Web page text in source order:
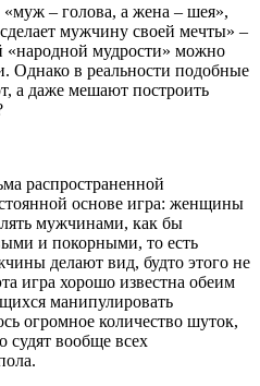
– голова, а жена – шея»,
мужчину своей мечты» –
мудрости» можно
Однако в реальности подобные
а даже мешают построить
распространенной
основе игра: женщины
мужчинами, как бы
и покорными, то есть
делают вид, будто этого не
игра хорошо известна обеим
манипулировать
огромное количество шуток,
вообще всех